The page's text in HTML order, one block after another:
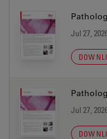
Jul 27,
Jul 27,